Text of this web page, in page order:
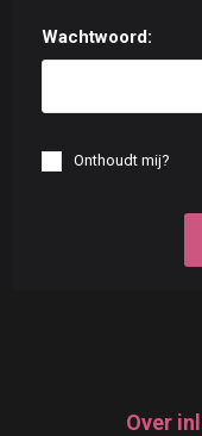
Wachtwoord:
Onthoudt mij?
Over